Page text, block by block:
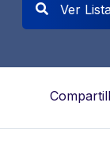
Ver